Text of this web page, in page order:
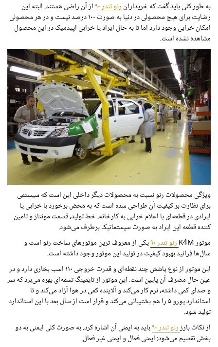
به طور کلی باید گفت که خریدارانرنو تندر ۹۰
از آن راضی هستند. البته این
رضایت برای هیچ محصولی در دنیا به صورت ۱۰۰ درصد نیست و در هر محصولی
امکان خرابی وجود دارد اما تا به حال ایراد یا خرابی اپیدمیک در این محصول
مشاهده نشده است.
ویژگی محصولات رنو نسبت به محصولات دیگر داخلی این است که سیستمی
برای نظارت بر کیفیت آن طراحی شده است که به محض برخورد با خرابی یا
ایرادی در قطعه‌ای با اعلام خرابی به کارخانه، خط تولید، قسمت مونتاژ و تامین
کننده قطعه این ایراد به صورت سیستماتیک برطرف می‌شود.
موتورK4M رنو تندر ۹۰
یکی از معروف ترین موتورهای ساخت رنو است و
سال‌ها فرانید بهبود کیفیت در تولید این موتور وجود داشته است.
این موتور از نوع پاشش چند نقطه‌ای و قدرت خروجی ۱۱۰ اسب بخاری دارد و در
عین حال مصرف آن پایین است. این موتور از تایمینگ تسمه‌ای بهره می‌برد که سر
و صدای کمی داشته، نرم کار می‌کند و آلاینده کمی در هوا آزاد می‌کند و تا
استاندارد یورو ۵ را هم پشتیبانی می‌کند و قرار است از سال بعد با این استاندارد
تولید شود.
از نکات بارزرنو تندر ۹۰
باید به ایمنی آن اشاره کرد. به صورت کلی ایمنی به دو
بخش تقسیم می‌شود: ایمنی فعال و ایمنی غیر فعال.